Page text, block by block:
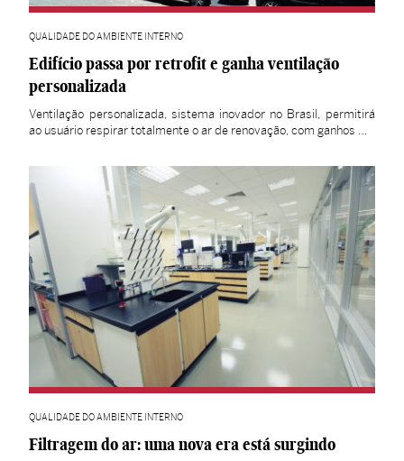
QUALIDADE DO AMBIENTE INTERNO
Edifício passa por retrofit e ganha ventilação
personalizada
Ventilação personalizada, sistema inovador no Brasil, permitirá
ao usuário respirar totalmente o ar de renovação, com ganhos …
QUALIDADE DO AMBIENTE INTERNO
Filtragem do ar: uma nova era está surgindo